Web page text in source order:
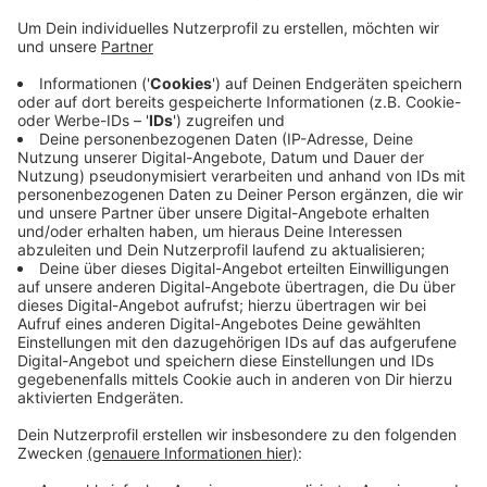
Eingruppierung für Pflegepersonal nachgedacht
werden. Außerdem müssten allee Pfleger:innen
nach Tarif bezahlt werden, auch die von privaten
Pflegediensten. Der Job ist extrem anspruchsvoll
und muss dementsprechend entlohnt werden, so
Kühn. Um die Bedingungen in der Pflege zu
verbessern, brauche es außerdem mehr
Pfleger:innen in unserer Stadt. In Wuppertal gibt
es knapp 6.000 Menschen, die in der Pflege
arbeiten.
Veröffentlicht:Mittwoch, 12.05.2021 06:15
Anzeige